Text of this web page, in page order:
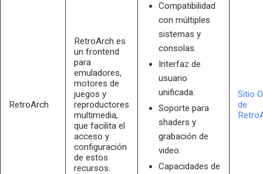
RetroArch
RetroArch es
un frontend
para
emuladores,
motores de
juegos y
reproductores
multimedia,
que facilita el
acceso y
configuración
de estos
recursos.
Compatibilidad
con múltiples
sistemas y
consolas.
Interfaz de
usuario
unificada.
Soporte para
shaders y
grabación de
video.
Capacidades de
Sitio
de